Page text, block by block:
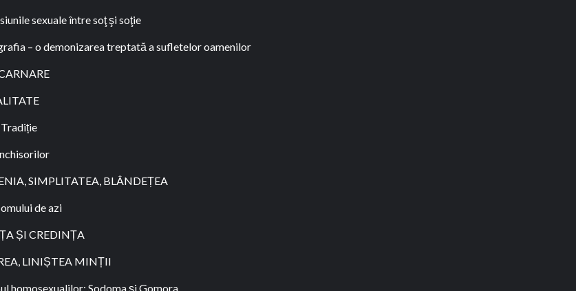
sexuale între soţ şi soţie
– o demonizarea treptată a sufletelor oamenilor
SIMPLITATEA, BLÂNDEȚEA
de azi
ȘI CREDINȚA
LINIȘTEA MINȚII
homosexualilor: Sodoma şi Gomora